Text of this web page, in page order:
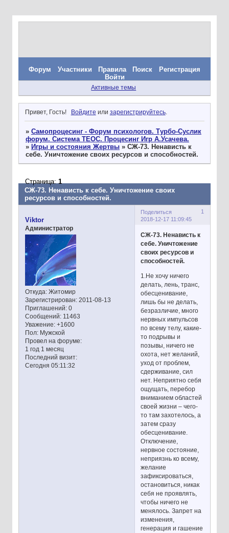
Форум Участники Правила Поиск
Регистрация
Войти
Активные темы
Привет, Гость! Войдите или зарегистрируйтесь.
» Самопроцесинг - Форум психологов. Турбо-Суслик
форум. Система ТЕОС. Процесинг Игр А.Усачева.
» Игры и состояния Жертвы » СЖ-73. Ненависть к
себе. Уничтожение своих ресурсов и способностей.
СЖ-73. Ненависть к себе. Уничтожение своих
ресурсов и способностей.
Страница:1
Поделиться
1
2018-12-17 11:09:45
Viktor
Администратор
Откуда:Житомир
Зарегистрирован: 2011-08-13
Приглашений:0
Сообщений:11463
Уважение: +1600
Пол:Мужской
Провел на форуме:
1 год 1 месяц
Последний визит:
Сегодня 05:11:32
СЖ-73. Ненависть к
себе. Уничтожение
своих ресурсов и
способностей.
1.Не хочу ничего
делать, лень, транс,
обесценивание,
лишь бы не делать,
безразличие, много
нервных импульсов
по всему телу, какие-
то подрывы и
позывы, ничего не
охота, нет желаний,
уход от проблем,
сдерживание, сил
нет. Неприятно себя
ощущать, перебор
вниманием областей
своей жизни – чего-
то там захотелось, а
затем сразу
обесценивание.
Отключение,
нервное состояние,
неприязнь ко всему,
желание
зафиксироваться,
остановиться, никак
себя не проявлять,
чтобы ничего не
менялось. Запрет на
изменения,
генерация и гашение